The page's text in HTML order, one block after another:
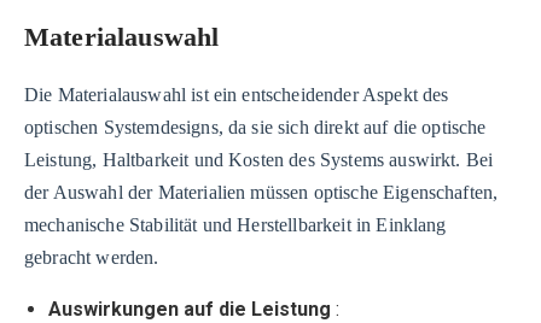
Materialauswahl
Die Materialauswahl ist ein entscheidender Aspekt des
optischen Systemdesigns, da sie sich direkt auf die optische
Leistung, Haltbarkeit und Kosten des Systems auswirkt. Bei
der Auswahl der Materialien müssen optische Eigenschaften,
mechanische Stabilität und Herstellbarkeit in Einklang
gebracht werden.
Auswirkungen auf die Leistung :